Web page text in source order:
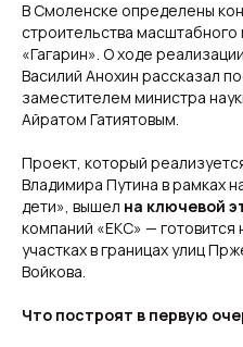
В Смоленске определены
строительства
«Гагарин». О ходе
Василий Анохин рассказал
заместителем министра
Айратом Гатиятовым.
Проект, который
Владимира Путина в рамках
дети», вышел на ключевой
компаний «ЕКС» — готовится
участках в границах улиц
Войкова.
Что построят в первую